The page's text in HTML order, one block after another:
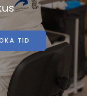
TID